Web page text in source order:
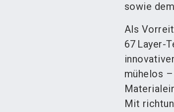
sowie
Als
67 Layer-
mühelos
Mit